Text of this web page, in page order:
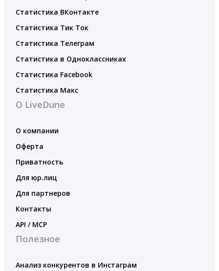
Статистика ВКонтакте
Статистика Тик Ток
Статистика Телеграм
Статистика в Одноклассниках
Статистика Facebook
Статистика Макс
О LiveDune
О компании
Оферта
Приватность
Для юр.лиц
Для партнеров
Контакты
API / MCP
Полезное
Анализ конкурентов в Инстаграм